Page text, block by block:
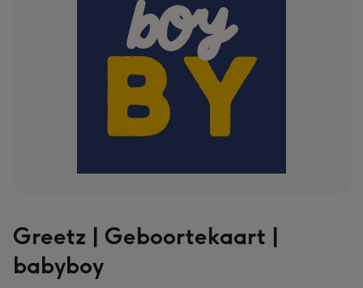
Greetz | Geboortekaart |
babyboy